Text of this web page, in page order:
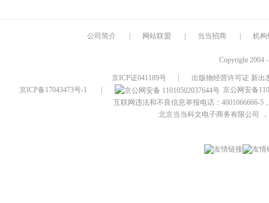
公司简介 网站联盟 当当招商 机构
Copyright 2004
京ICP证041189号
出版物经营许可证 新出
京ICP备17043473号-1
京公网安备
互联网违法和不良信息举报电话：4001066666-5
北京当当科文电子商务有限公司